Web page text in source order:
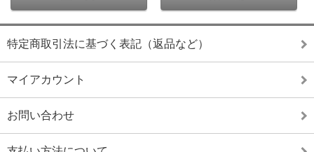
特定商取引法に基づく表記（返品など）
マイアカウント
お問い合わせ